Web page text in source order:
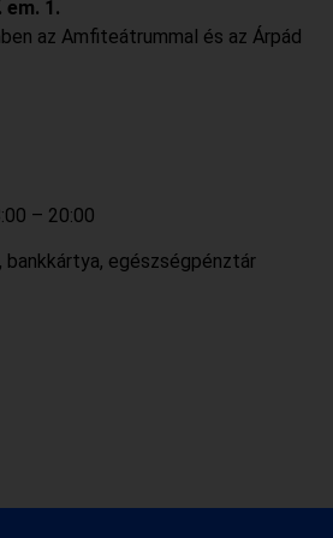
em. 1.
az Amfiteátrummal és az Árpád
– 20:00
egészségpénztár